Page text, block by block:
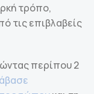
τρόπο,
τις επιβλαβείς
περίπου 2